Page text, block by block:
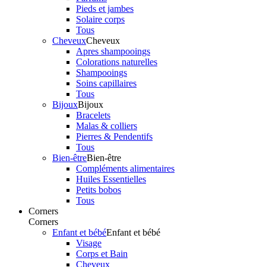
Pieds et jambes
Solaire corps
Tous
CheveuxCheveux
Apres shampooings
Colorations naturelles
Shampooings
Soins capillaires
Tous
BijouxBijoux
Bracelets
Malas & colliers
Pierres & Pendentifs
Tous
Bien-êtreBien-être
Compléments alimentaires
Huiles Essentielles
Petits bobos
Tous
Corners
Corners
Enfant et bébéEnfant et bébé
Visage
Corps et Bain
Cheveux